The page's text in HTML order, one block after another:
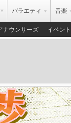
バラエティ 音楽
ナウンサーズ イベント